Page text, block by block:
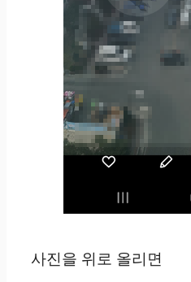
사진을 위로 올리면